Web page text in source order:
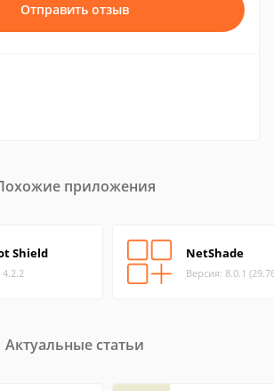
Отправить отзыв
приложения
Shield NetShade
Версия: 8.0.1
Актуальные статьи